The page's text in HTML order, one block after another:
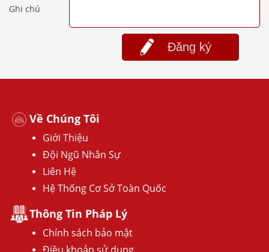
Ghi chú
Đăng ký
Về Chúng Tôi
Giới Thiệu
Đội Ngũ Nhân Sự
Liên Hệ
Hệ Thống Cơ Sở Toàn Quốc
Thông Tin Pháp Lý
Chính sách bảo mật
Điều khoản sử dụng